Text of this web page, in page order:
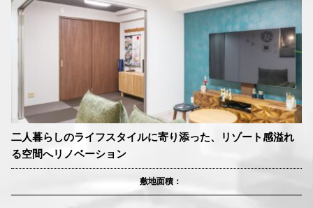
二人暮らしのライフスタイルに寄り添った、リゾート感溢れ
る空間へリノベーション
敷地面積：